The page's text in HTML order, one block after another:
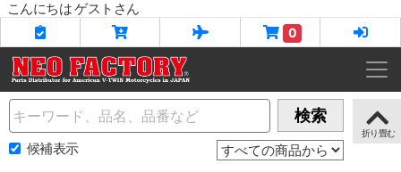
こんにちは ゲストさん
0
Name 検索
候補表示